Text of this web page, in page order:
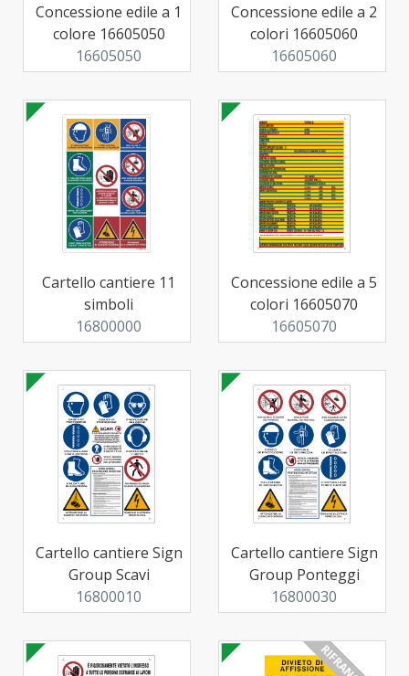
Concessione edile a 1
colore 16605050
16605050
Concessione edile a 2
colori 16605060
16605060
Cartello cantiere 11
simboli
16800000
Concessione edile a 5
colori 16605070
16605070
Cartello cantiere Sign
Group Scavi
16800010
Cartello cantiere Sign
Group Ponteggi
16800030